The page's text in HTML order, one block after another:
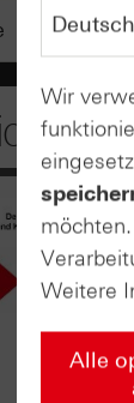
Wir
Weitere
Alle